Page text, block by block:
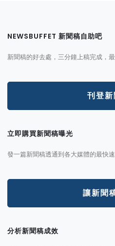
NEWSBUFFET 新聞稿自助吧
新聞稿的好去處，三分鐘上稿完成，
刊登
立即購買新聞稿曝光
發一篇新聞稿透通到各大媒體的最快
讓新聞
分析新聞稿成效